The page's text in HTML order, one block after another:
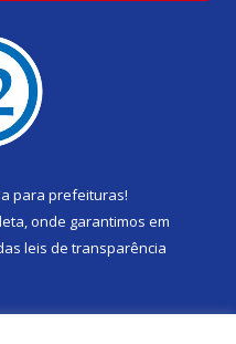
para prefeituras!
onde garantimos em
leis de transparência